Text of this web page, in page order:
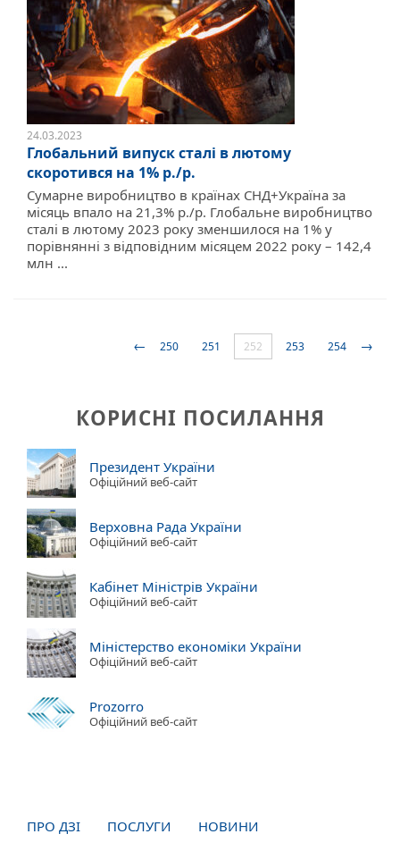
24.03.2023
Глобальний випуск сталі в лютому
скоротився на 1% р./р.
Сумарне виробництво в країнах СНД+Україна за
місяць впало на 21,3% р./р. Глобальне виробництво
сталі в лютому 2023 року зменшилося на 1% у
порівнянні з відповідним місяцем 2022 року – 142,4
млн ...
← 250 251 252 253 254 →
КОРИСНІ ПОСИЛАННЯ
Президент України
Офіційний веб-сайт
Верховна Рада України
Офіційний веб-сайт
Кабінет Міністрів України
Офіційний веб-сайт
Міністерство економіки України
Офіційний веб-сайт
Prozorro
Офіційний веб-сайт
ПРО ДЗІ ПОСЛУГИ НОВИНИ